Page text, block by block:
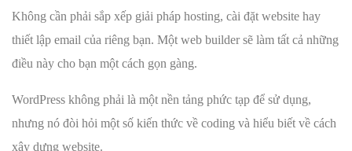
Không cần phải sắp xếp giải pháp hosting, cài đặt website hay
thiết lập email của riêng bạn. Một web builder sẽ làm tất cả những
điều này cho bạn một cách gọn gàng.
WordPress không phải là một nền tảng phức tạp để sử dụng,
nhưng nó đòi hỏi một số kiến thức về coding và hiểu biết về cách
xây dựng website.